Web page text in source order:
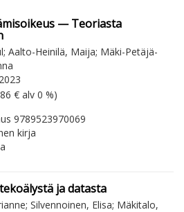
— Teoriasta
Aalto-Heinilä, Maija; Mäki-Petäjä-
hinta hinta
€ alv 0 %)
9789523970069
kirja
ja datasta
Silvennoinen, Elisa; Mäkitalo,